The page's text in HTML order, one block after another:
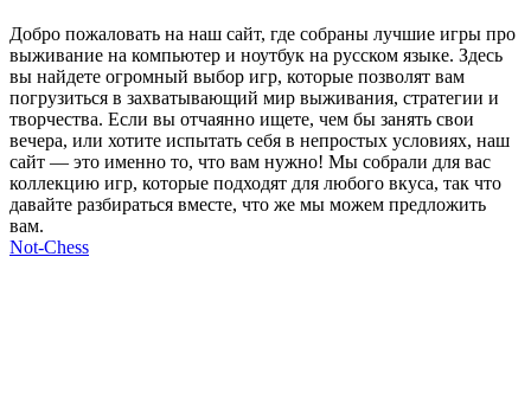
Добро пожаловать на наш сайт, где собраны лучшие игры про
выживание на компьютер и ноутбук на русском языке. Здесь
вы найдете огромный выбор игр, которые позволят вам
погрузиться в захватывающий мир выживания, стратегии и
творчества. Если вы отчаянно ищете, чем бы занять свои
вечера, или хотите испытать себя в непростых условиях, наш
сайт — это именно то, что вам нужно! Мы собрали для вас
коллекцию игр, которые подходят для любого вкуса, так что
давайте разбираться вместе, что же мы можем предложить
вам.
Not-Chess